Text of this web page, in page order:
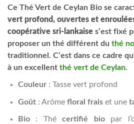
Noté5.00
sur 5 basé
sur
2
notations
client
Ce Thé Vert de Ceylan Bio se
vert profond, ouvertes et
coopérative sri-lankaise s‘est fixé
proposer un thé différent du thé
traditionnel. C‘est dans ce cadre
à un excellent thé vert de Ceylan.
Couleur: Tasse vert profond
Goût: Arôme floral fraiset une
Bio: Thécertifié biopar